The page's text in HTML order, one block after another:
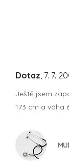
Dotaz, 7. 7.
Ještě jsem
173 cm a váha